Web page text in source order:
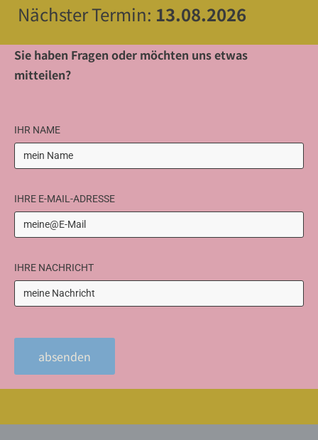
NächsterTermin: 13.08.2026
Sie haben Fragen oder möchten uns etwas
mitteilen?
IHR NAME
IHRE E-MAIL-ADRESSE
IHRE NACHRICHT